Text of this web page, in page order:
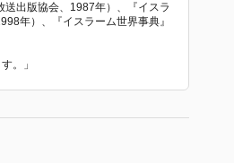
出版協会、1987年）、『イスラ
年）、『イスラーム世界事典』
。」